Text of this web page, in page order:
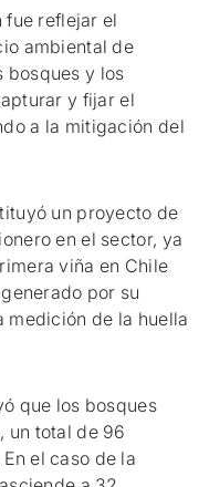
fue reflejar el
ambiental de
bosques y los
y fijar el
a la mitigación del
un proyecto de
en el sector, ya
viña en Chile
por su
de la huella
que los bosques
un total de 96
el caso de la